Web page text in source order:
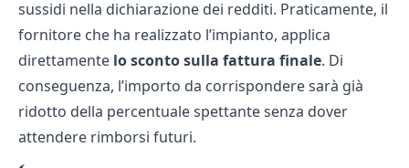
sussidi nella dichiarazione dei redditi. Praticamente, il
fornitore che ha realizzato l’impianto, applica
direttamente lo sconto sulla fattura finale. Di
conseguenza, l’importo da corrispondere sarà già
ridotto della percentuale spettante senza dover
attendere rimborsi futuri.